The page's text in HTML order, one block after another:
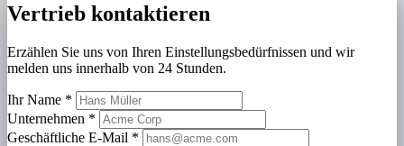
Vertrieb kontaktieren
Erzählen Sie uns von Ihren Einstellungsbedürfnissen und wir
melden uns innerhalb von 24 Stunden.
Ihr Name *
Unternehmen *
Geschäftliche E-Mail *